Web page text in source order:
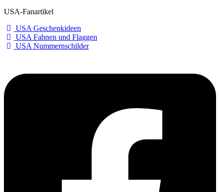
USA-Fanartikel
USA Geschenkideen
USA Fahnen und Flaggen
USA Nummernschilder